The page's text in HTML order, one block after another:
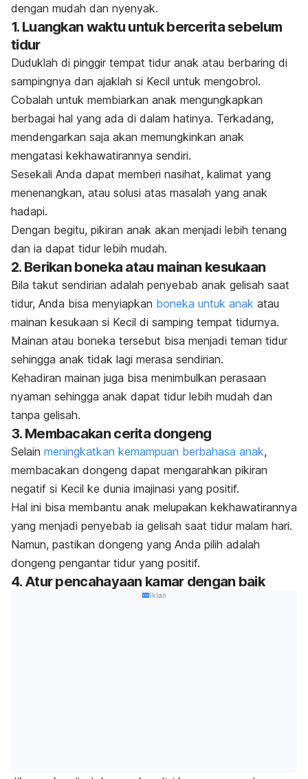
dengan mudah dan nyenyak.
1. Luangkan waktu untuk bercerita sebelum
tidur
Duduklah di pinggir tempat tidur anak atau berbaring di
sampingnya dan ajaklah si Kecil untuk mengobrol.
Cobalah untuk membiarkan anak mengungkapkan
berbagai hal yang ada di dalam hatinya. Terkadang,
mendengarkan saja akan memungkinkan anak
mengatasi kekhawatirannya sendiri.
Sesekali Anda dapat memberi nasihat, kalimat yang
menenangkan, atau solusi atas masalah yang anak
hadapi.
Dengan begitu, pikiran anak akan menjadi lebih tenang
dan ia dapat tidur lebih mudah.
2. Berikan boneka atau mainan kesukaan
Bila takut sendirian adalah penyebab anak gelisah saat
tidur, Anda bisa menyiapkan boneka untuk anak atau
mainan kesukaan si Kecil di samping tempat tidurnya.
Mainan atau boneka tersebut bisa menjadi teman tidur
sehingga anak tidak lagi merasa sendirian.
Kehadiran mainan juga bisa menimbulkan perasaan
nyaman sehingga anak dapat tidur lebih mudah dan
tanpa gelisah.
3. Membacakan cerita dongeng
Selain meningkatkan kemampuan berbahasa anak,
membacakan dongeng dapat mengarahkan pikiran
negatif si Kecil ke dunia imajinasi yang positif.
Hal ini bisa membantu anak melupakan kekhawatirannya
yang menjadi penyebab ia gelisah saat tidur malam hari.
Namun, pastikan dongeng yang Anda pilih adalah
dongeng pengantar tidur yang positif.
4. Atur pencahayaan kamar dengan baik
Iklan